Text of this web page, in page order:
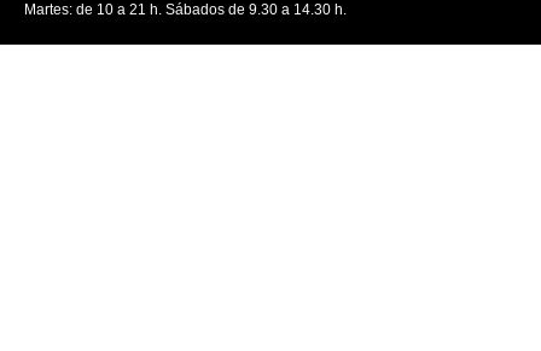
Martes: de 10 a 21 h. Sábados de 9.30 a 14.30 h.